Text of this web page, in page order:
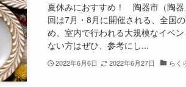
夏休みにおすすめ！ 陶器市（陶器
回は7月・8月に開催される、全国
め、室内で行われる大規模なイベ
ない方はぜひ、参考にし...
2022年6月6日 2022年6月27日 らく